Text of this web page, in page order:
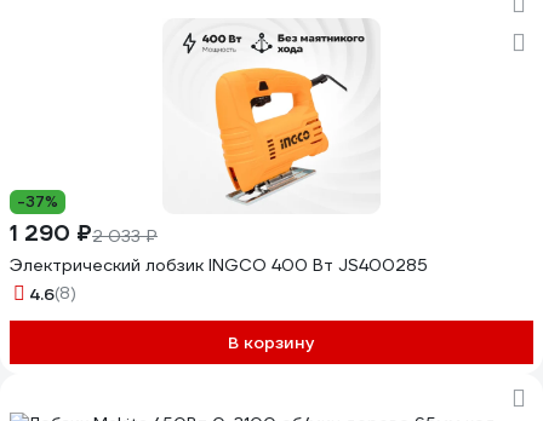
-37%
1 290 ₽2 033 ₽
Электрический лобзик INGCO 400 Вт JS400285
4.6(8)
В корзину